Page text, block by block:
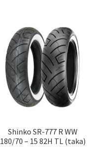
Shinko SR-777 R WW
180/70 – 15 82H TL (taka)